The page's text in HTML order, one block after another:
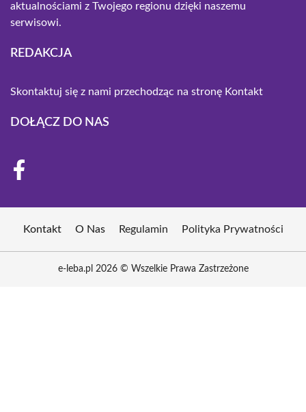
aktualnościami z Twojego regionu dzięki naszemu
serwisowi.
REDAKCJA
Skontaktuj się z nami przechodząc na stronę Kontakt
DOŁĄCZ DO NAS
Kontakt O Nas Regulamin Polityka Prywatności
e-leba.pl 2026 © Wszelkie Prawa Zastrzeżone